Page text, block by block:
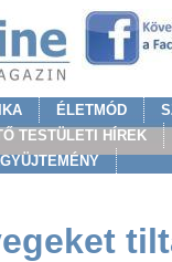
ÉLETMÓD
TESTÜLETI HÍREK